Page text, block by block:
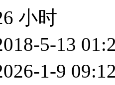
小时
5-13
1-9